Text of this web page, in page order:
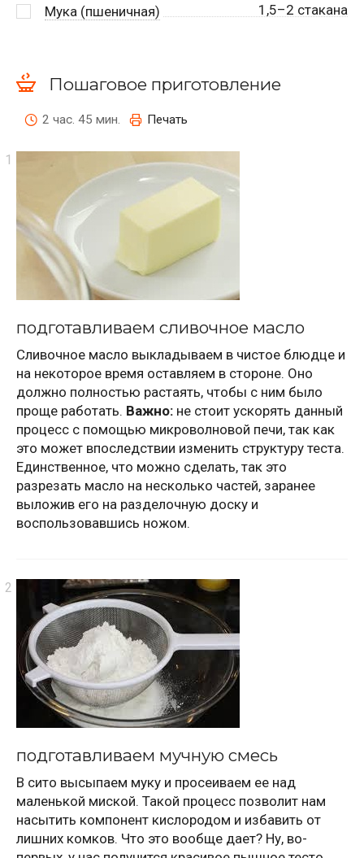
Мука (пшеничная)
1,5–2 стакана
Пошаговое приготовление
2 час. 45 мин. Печать
подготавливаем сливочное масло
Сливочное масло выкладываем в чистое блюдце и
на некоторое время оставляем в стороне. Оно
должно полностью растаять, чтобы с ним было
проще работать. Важно: не стоит ускорять данный
процесс с помощью микроволновой печи, так как
это может впоследствии изменить структуру теста.
Единственное, что можно сделать, так это
разрезать масло на несколько частей, заранее
выложив его на разделочную доску и
воспользовавшись ножом.
подготавливаем мучную смесь
В сито высыпаем муку и просеиваем ее над
маленькой миской. Такой процесс позволит нам
насытить компонент кислородом и избавить от
лишних комков. Что это вообще дает? Ну, во-